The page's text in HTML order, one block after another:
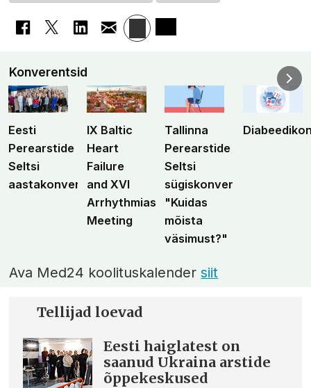
Konverentsid
Eesti
Perearstide
Seltsi
aastakonverents
IX Baltic
Heart
Failure
and XVI
Arrhythmias
Meeting
Tallinna
Perearstide
Seltsi
sügiskonverents
"Kuidas
mõista
väsimust?"
Ava Med24 koolituskalendersiit
Tellijad loevad
Eesti haiglatest on
saanud Ukraina arstide
õppekeskused